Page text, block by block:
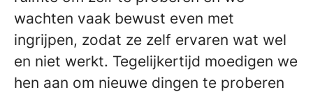
wachten vaak bewust even met
ingrijpen, zodat ze zelf ervaren wat wel
en niet werkt. Tegelijkertijd moedigen we
hen aan om nieuwe dingen te proberen